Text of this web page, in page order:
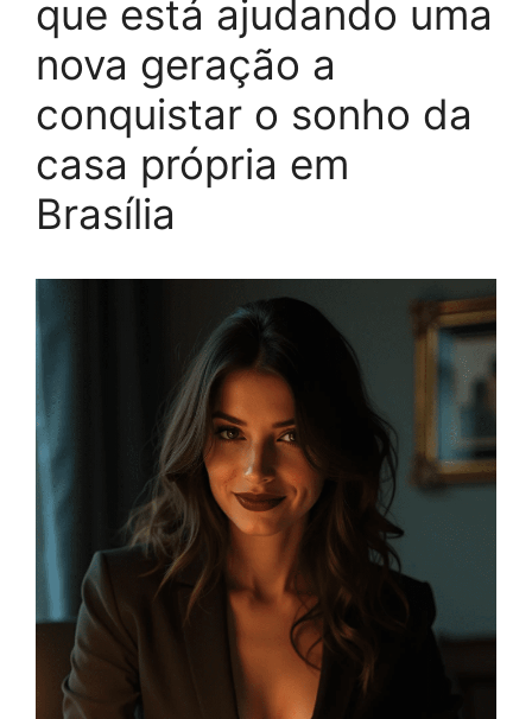
que está ajudando uma
nova geração a
conquistar o sonho da
casa própria em
Brasília